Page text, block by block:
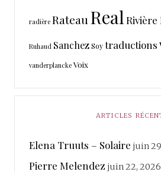
radière Rateau Real Rivière
Ruhaud SanchezSoytraductions
vanderplancke Voix
ARTICLES
Elena Truuts – Solaire juin
Pierre Melendez juin 22, 2026